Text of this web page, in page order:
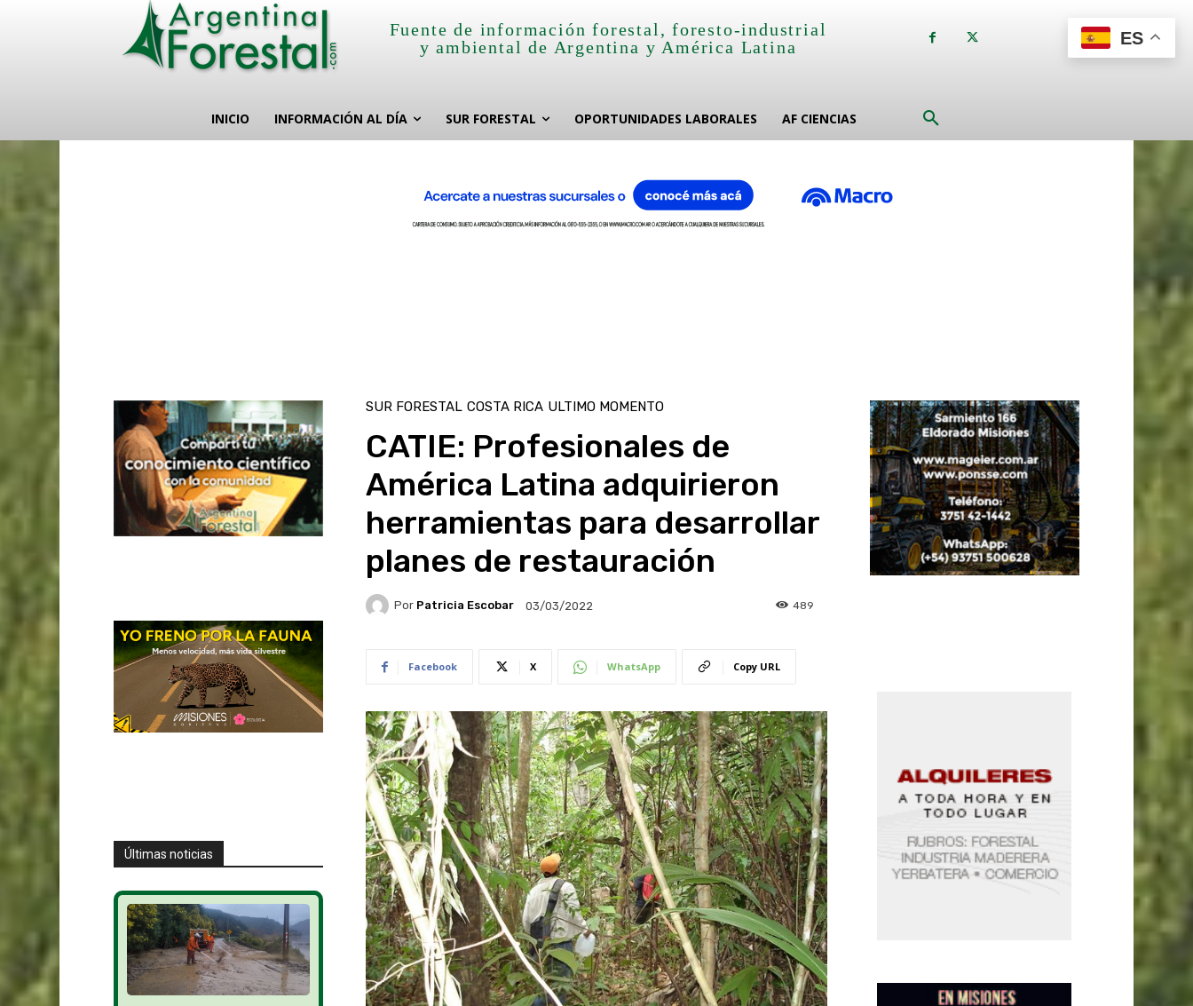
Fuente de información forestal, foresto-industrial
y ambiental de Argentina y América Latina
INICIO INFORMACIÓN AL DÍA SUR FORESTAL OPORTUNIDADES LABORALES AF CIENCIAS
Últimas noticias
SUR FORESTAL COSTA RICA ULTIMO MOMENTO
CATIE: Profesionales de
América Latina adquirieron
herramientas para desarrollar
planes de restauración
Por Patricia Escobar 03/03/2022 489
Facebook X WhatsApp Copy URL
ES